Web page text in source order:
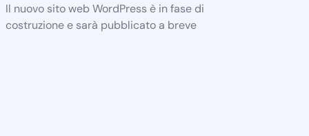
Il nuovo sito web WordPress è in fase di
costruzione e sarà pubblicato a breve